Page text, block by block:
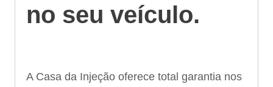
no seu veículo.
A Casa da Injeção oferece total garantia nos